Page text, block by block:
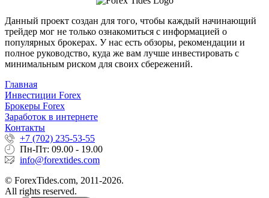
Данный проект создан для того, чтобы каждый начинающий
трейдер мог не только ознакомиться с информацией о
популярных брокерах. У нас есть обзоры, рекомендации и
полное руководство, куда же вам лучше инвестировать с
минимальным риском для своих сбережений.
Главная
Инвестиции Forex
Брокеры Forex
Заработок в интернете
Контакты
+7 (702) 235-53-55
Пн-Пт: 09.00 - 19.00
info@forextides.com
© ForexTides.com, 2011-2026.
All rights reserved.